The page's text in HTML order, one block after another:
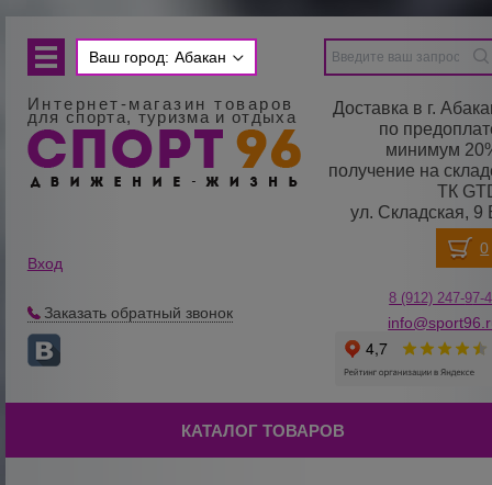
Ваш город: Абакан
Интернет-магазин товаров
для спорта, туризма и отдыха
Доставка в г.
по
минимум
получение на
ТК
ул. Складская, 9
Вход
Заказать обратный звонок
8 (912) 247-97-
КАТАЛОГ ТОВАРОВ